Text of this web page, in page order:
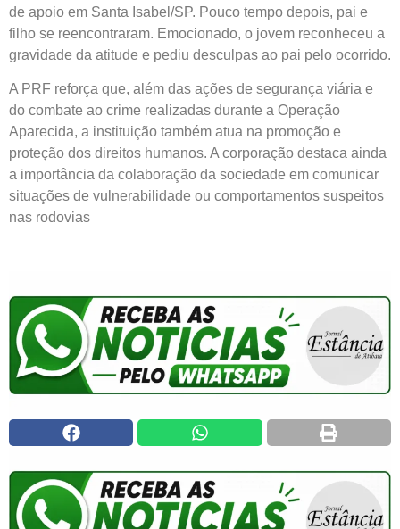
de apoio em Santa Isabel/SP. Pouco tempo depois, pai e
filho se reencontraram. Emocionado, o jovem reconheceu a
gravidade da atitude e pediu desculpas ao pai pelo ocorrido.
A PRF reforça que, além das ações de segurança viária e
do combate ao crime realizadas durante a Operação
Aparecida, a instituição também atua na promoção e
proteção dos direitos humanos. A corporação destaca ainda
a importância da colaboração da sociedade em comunicar
situações de vulnerabilidade ou comportamentos suspeitos
nas rodovias